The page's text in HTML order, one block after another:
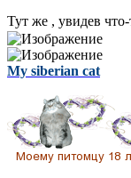
Тут же , увидев
My siberian cat